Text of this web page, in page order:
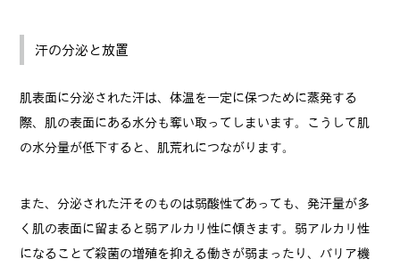
汗の分泌と放置
肌表面に分泌された汗は、体温を一定に保つために蒸発する
際、肌の表面にある水分も奪い取ってしまいます。こうして肌
の水分量が低下すると、肌荒れにつながります。
また、分泌された汗そのものは弱酸性であっても、発汗量が多
く肌の表面に留まると弱アルカリ性に傾きます。弱アルカリ性
になることで殺菌の増殖を抑える働きが弱まったり、バリア機